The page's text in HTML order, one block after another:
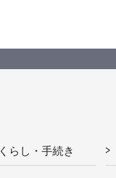
くらし・手続き